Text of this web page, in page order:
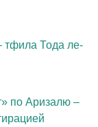
тфила Тода ле-
по Аризалю –